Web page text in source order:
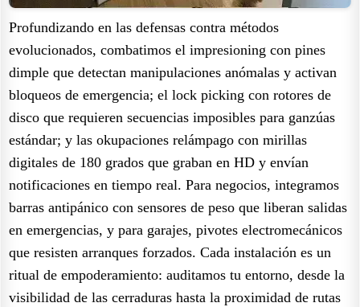
Profundizando en las defensas contra métodos
evolucionados, combatimos el impresioning con pines
dimple que detectan manipulaciones anómalas y activan
bloqueos de emergencia; el lock picking con rotores de
disco que requieren secuencias imposibles para ganzúas
estándar; y las okupaciones relámpago con mirillas
digitales de 180 grados que graban en HD y envían
notificaciones en tiempo real. Para negocios, integramos
barras antipánico con sensores de peso que liberan salidas
en emergencias, y para garajes, pivotes electromecánicos
que resisten arranques forzados. Cada instalación es un
ritual de empoderamiento: auditamos tu entorno, desde la
visibilidad de las cerraduras hasta la proximidad de rutas